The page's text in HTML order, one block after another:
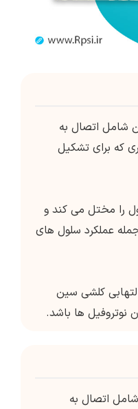
شامل اتصال به
که برای تشکیل
را مختل می کند و
عملکرد سلول های
کلشی سین
نوتروفیل ها باشد.
اتصال به